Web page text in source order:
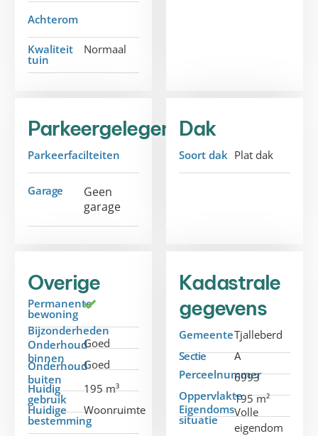
Achterom
Kwaliteit
tuin
Normaal
Parkeergelegenheid
Parkeerfacilteiten
Garage
Geen
garage
Dak
Soort dak Plat dak
Overige
Permanente
bewoning
Bijzonderheden
Onderhoud
binnen
Goed
Onderhoud
buiten
Goed
Huidig
gebruik
195 m³
Huidige
bestemming
Woonruimte
Kadastrale
gegevens
GemeenteTjalleberd
Sectie
A
Perceelnummer
6993
Oppervlakte195 m²
Eigendoms
situatie
Volle
eigendom